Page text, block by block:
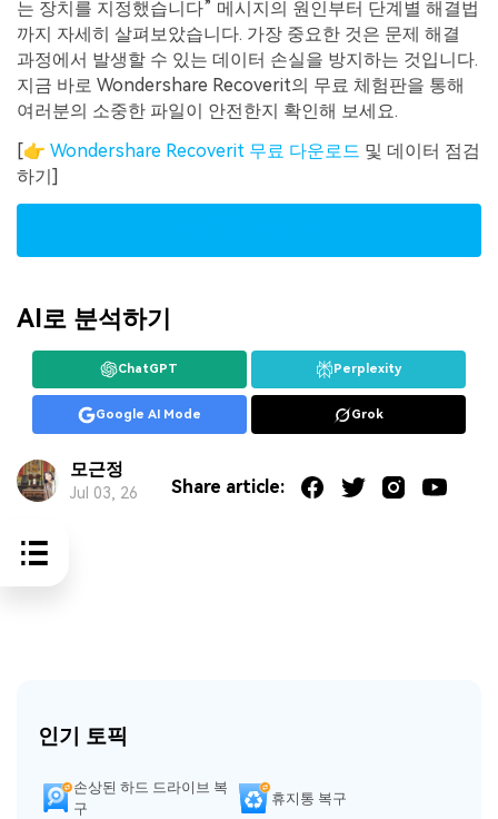
는 장치를 지정했습니다” 메시지의 원인부터 단계별 해결법
까지 자세히 살펴보았습니다. 가장 중요한 것은 문제 해결
과정에서 발생할 수 있는 데이터 손실을 방지하는 것입니다.
지금 바로 Wondershare Recoverit의 무료 체험판을 통해
여러분의 소중한 파일이 안전한지 확인해 보세요.
[👉 Wondershare Recoverit 무료 다운로드 및 데이터 점검
하기]
AI로 분석하기
ChatGPT Perplexity
Google AI Mode Grok
모근정
Jul 03, 26 Share article:
인기 토픽
손상된 하드 드라이브 복
구
휴지통 복구